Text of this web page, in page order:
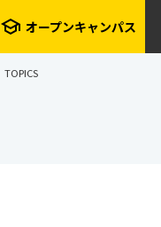
school オープンキャンパス
TOPICS